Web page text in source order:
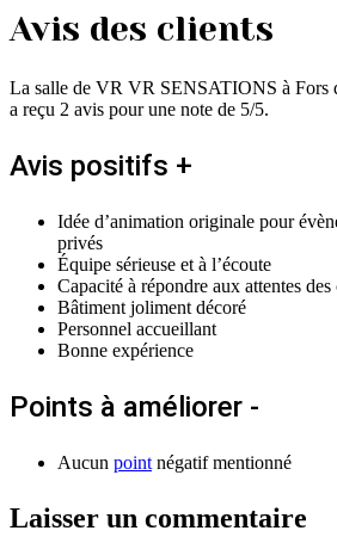
Avis des clients
La salle de VR VR SENSATIONS à Fors
a reçu 2 avis pour une note de 5/5.
Avis positifs +
Idée d’animation originale pour
privés
Équipe sérieuse et à l’écoute
Capacité à répondre aux attentes des
Bâtiment joliment décoré
Personnel accueillant
Bonne expérience
Points à améliorer -
Aucun point négatif mentionné
Laisser un commentaire